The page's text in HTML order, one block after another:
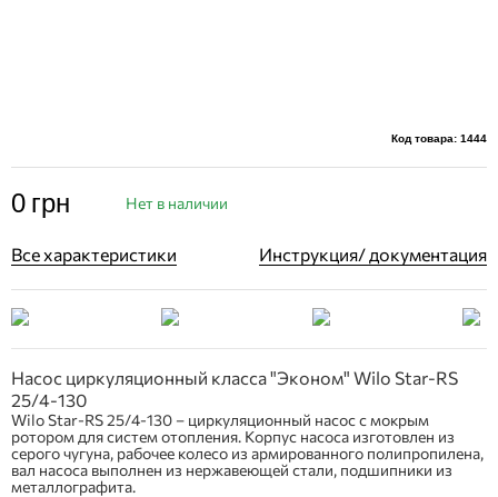
Код товара: 1444
0 грн Нет в наличии
Все характеристики Инструкция/ документация
Насос циркуляционный класса "Эконом" Wilo Star-RS
25/4-130
Wilo Star-RS 25/4-130 – циркуляционный насос с мокрым
ротором для систем отопления. Корпус насоса изготовлен из
серого чугуна, рабочее колесо из армированного полипропилена,
вал насоса выполнен из нержавеющей стали, подшипники из
металлографита.